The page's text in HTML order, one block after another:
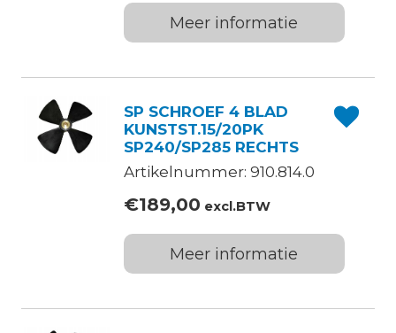
Meer informatie
SP SCHROEF 4 BLAD
KUNSTST.15/20PK
SP240/SP285 RECHTS
Artikelnummer: 910.814.0
€189,00 excl.BTW
Meer informatie